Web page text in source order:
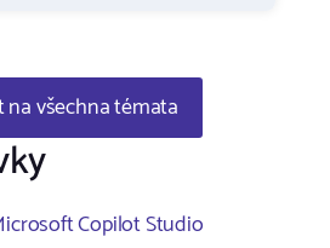
všechna témata
Copilot Studio